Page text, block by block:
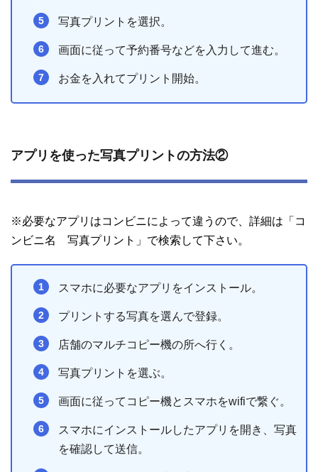
写真プリントを選択。
画面に従って予約番号などを入力して進む。
お金を入れてプリント開始。
アプリを使った写真プリントの方法②
※必要なアプリはコンビニによって違うので、詳細は「コ
ンビニ名 写真プリント」で検索して下さい。
スマホに必要なアプリをインストール。
プリントする写真を選んで登録。
店舗のマルチコピー機の所へ行く。
写真プリントを選ぶ。
画面に従ってコピー機とスマホをwifiで繋ぐ。
スマホにインストールしたアプリを開き、写真
を確認して送信。